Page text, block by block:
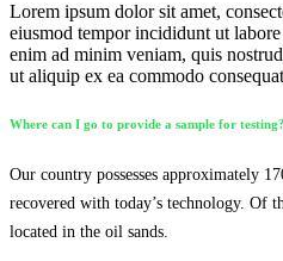
Lorem ipsum dolor sit amet,
eiusmod tempor incididunt ut
enim ad minim veniam, quis
ut aliquip ex ea commodo
Where can I go to provide a sample for testing?
Our country possesses approximately
recovered with today’s technology. Of
located in the oil sands.